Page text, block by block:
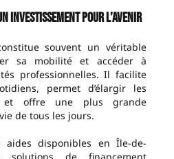
investissement pour l’avenir
souvent un véritable
sa mobilité et accéder à
professionnelles. Il facilite
permet d’élargir les
et offre une plus grande
de tous les jours.
aides disponibles en Île-de-